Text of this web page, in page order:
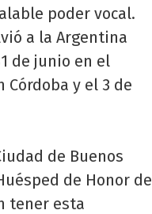
poder vocal.
a la Argentina
de junio en el
Córdoba y el 3 de
de Buenos
de Honor de
tener esta